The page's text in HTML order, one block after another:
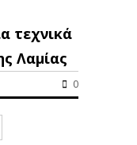
τεχνικά
Λαμίας
0